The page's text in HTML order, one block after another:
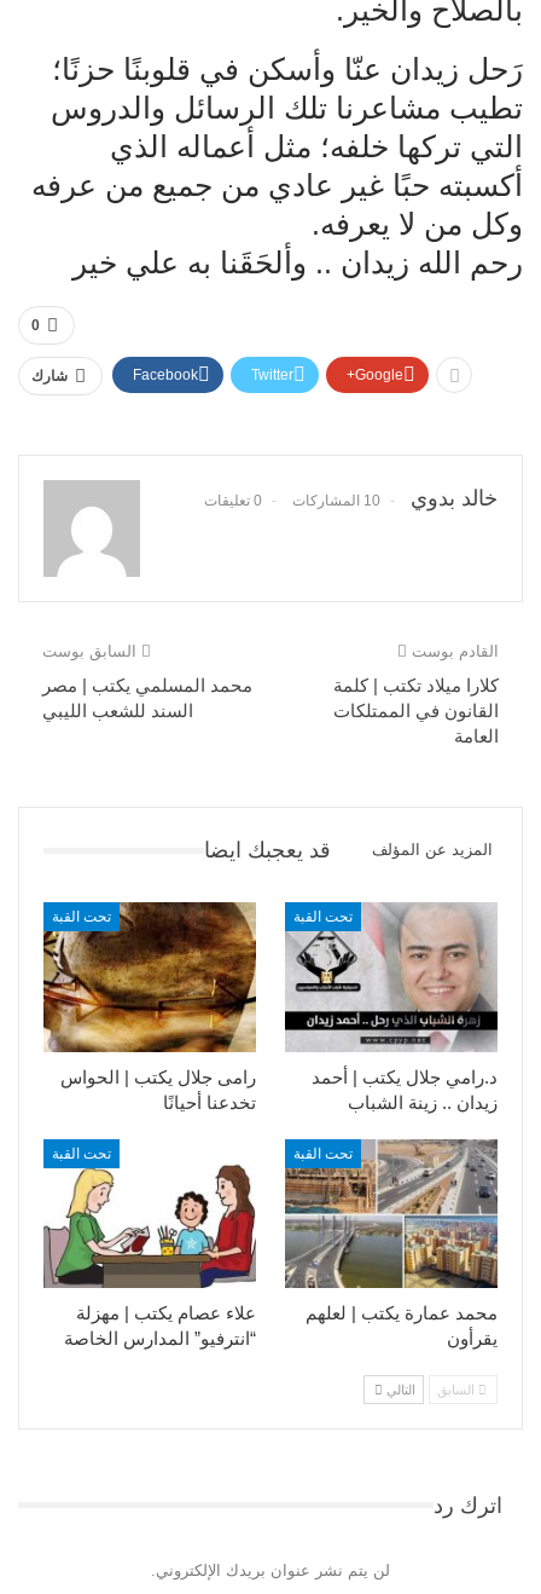
بالصلاح والخير.
رَحل زيدان عنّا وأسكن في قلوبنًا حزنًا؛
تطيب مشاعرنا تلك الرسائل والدروس
التي تركها خلفه؛ مثل أعماله الذي
أكسبته حبًا غير عادي من جميع من عرفه
وكل من لا يعرفه.
رحم الله زيدان .. وألحَقَنا به علي خير
0
شارك Facebook Twitter Google+
خالد بدوي 10 المشاركات 0 تعليقات
السابق بوست
محمد المسلمي يكتب | مصر
السند للشعب الليبي
القادم بوست
كلارا ميلاد تكتب | كلمة
القانون في الممتلكات
العامة
قد يعجبك ايضا المزيد عن المؤلف
تحت القبة
رامى جلال يكتب | الحواس
تخدعنا أحيانًا
تحت القبة
د.رامي جلال يكتب | أحمد
زيدان .. زينة الشباب
تحت القبة
علاء عصام يكتب | مهزلة
“انترفيو” المدارس الخاصة
تحت القبة
محمد عمارة يكتب | لعلهم
يقرأون
السابق التالي
اترك رد
لن يتم نشر عنوان بريدك الإلكتروني.